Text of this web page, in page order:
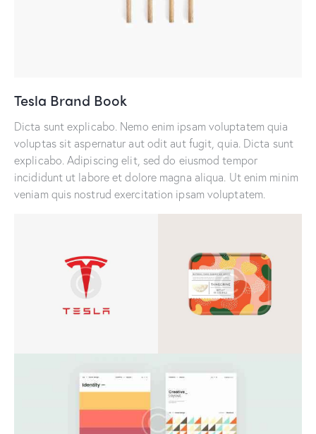
Tesla Brand Book
Dicta sunt explicabo. Nemo enim ipsam voluptatem quia
voluptas sit aspernatur aut odit aut fugit, quia. Dicta sunt
explicabo. Adipiscing elit, sed do eiusmod tempor
incididunt ut labore et dolore magna aliqua. Ut enim minim
veniam quis nostrud exercitation ipsam voluptatem.